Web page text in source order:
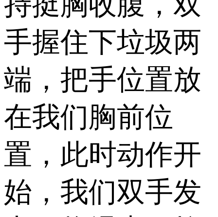
手握住下垃圾两
端，把手位置放
在我们胸前位
置，此时动作开
始，我们双手发